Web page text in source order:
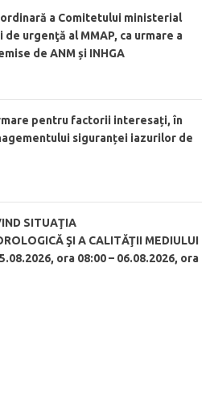
a Comitetului ministerial
urgenţă al MMAP, ca urmare a
de ANM și INHGA
pentru factorii interesați, în
siguranței iazurilor de
SITUAŢIA
ŞI A CALITĂŢII MEDIULUI
ora 08:00 – 06.08.2026, ora